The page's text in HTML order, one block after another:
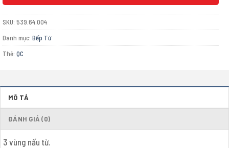
SKU: 539.64.004
Danh mục: Bếp Từ
Thẻ: QC
MÔ TẢ
ĐÁNH GIÁ (0)
3 vùng nấu từ.